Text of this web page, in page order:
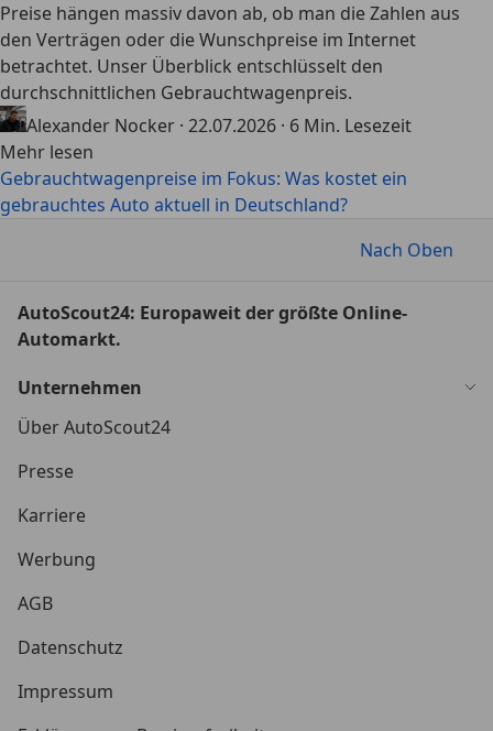
Preise hängen massiv davon ab, ob man die Zahlen aus
den Verträgen oder die Wunschpreise im Internet
betrachtet. Unser Überblick entschlüsselt den
durchschnittlichen Gebrauchtwagenpreis.
Alexander Nocker · 22.07.2026 · 6 Min. Lesezeit
Mehr lesen
Gebrauchtwagenpreise im Fokus: Was kostet ein
gebrauchtes Auto aktuell in Deutschland?
Nach Oben
AutoScout24: Europaweit der größte Online-
Automarkt.
Unternehmen
Über AutoScout24
Presse
Karriere
Werbung
AGB
Datenschutz
Impressum